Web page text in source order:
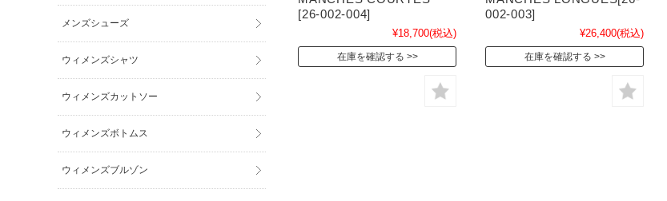
[26-002-004]
¥18,700(税込)
在庫を確認する
002-003]
¥26,400(税込)
在庫を確認する
メンズシューズ
ウィメンズシャツ
ウィメンズカットソー
ウィメンズボトムス
ウィメンズブルゾン